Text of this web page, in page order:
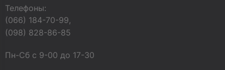
Телефоны:
(066) 184-70-99,
(098) 828-86-85
Пн-Сб с 9-00 до 17-30